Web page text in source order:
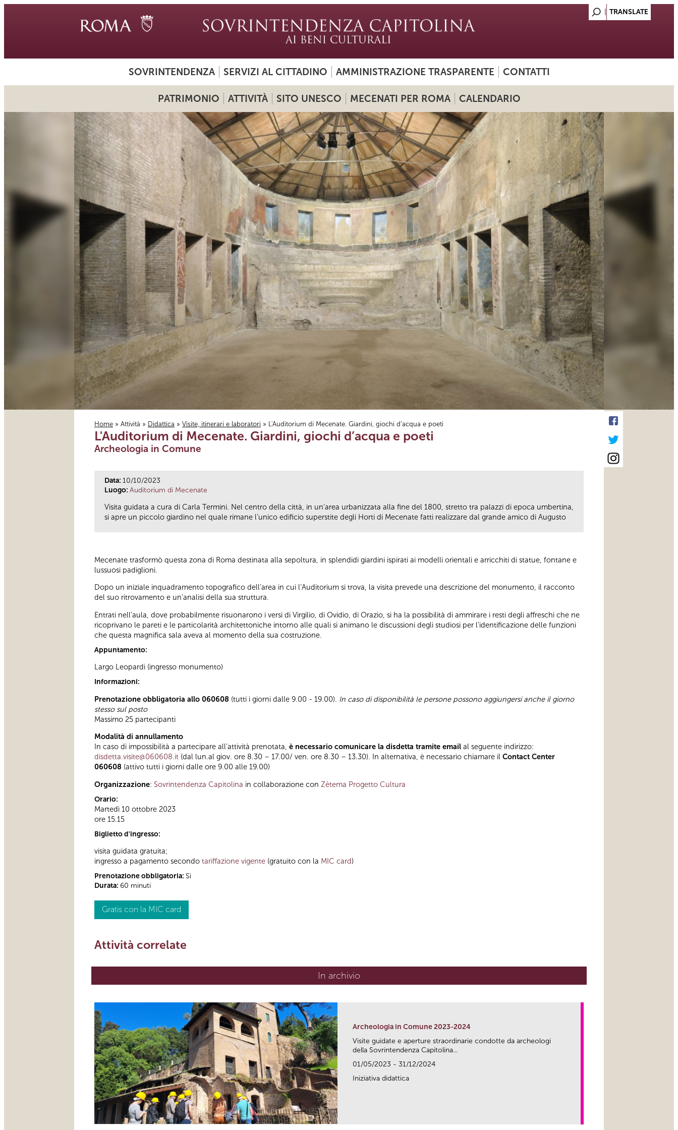
SOVRINTENDENZA SERVIZI AL CITTADINO AMMINISTRAZIONE TRASPARENTE CONTATTI
PATRIMONIO ATTIVITÀ SITO UNESCO MECENATI PER ROMA CALENDARIO
Tu sei qui
Home » Attività » Didattica » Visite, itinerari e laboratori » L'Auditorium di Mecenate. Giardini, giochi d’acqua e poeti
L'Auditorium di Mecenate. Giardini, giochi d’acqua e poeti
Archeologia in Comune
Data: 10/10/2023
Luogo: Auditorium di Mecenate
Visita guidata a cura di Carla Termini. Nel centro della città, in un’area urbanizzata alla fine del 1800, stretto tra palazzi di epoca umbertina,
si apre un piccolo giardino nel quale rimane l’unico edificio superstite degli Horti di Mecenate fatti realizzare dal grande amico di Augusto
Mecenate trasformò questa zona di Roma destinata alla sepoltura, in splendidi giardini ispirati ai modelli orientali e arricchiti di statue, fontane e
lussuosi padiglioni.
Dopo un iniziale inquadramento topografico dell’area in cui l’Auditorium si trova, la visita prevede una descrizione del monumento, il racconto
del suo ritrovamento e un’analisi della sua struttura.
Entrati nell’aula, dove probabilmente risuonarono i versi di Virgilio, di Ovidio, di Orazio, si ha la possibilità di ammirare i resti degli affreschi che ne
ricoprivano le pareti e le particolarità architettoniche intorno alle quali si animano le discussioni degli studiosi per l’identificazione delle funzioni
che questa magnifica sala aveva al momento della sua costruzione.
Appuntamento:
Largo Leopardi (ingresso monumento)
Informazioni:
Prenotazione obbligatoria allo 060608 (tutti i giorni dalle 9.00 - 19.00). In caso di disponibilità le persone possono aggiungersi anche il giorno
stesso sul posto
Massimo 25 partecipanti
Modalità di annullamento
In caso di impossibilità a partecipare all’attività prenotata, è necessario comunicare la disdetta tramite email al seguente indirizzo:
disdetta.visite@060608.it (dal lun.al giov. ore 8.30 – 17.00/ ven. ore 8.30 – 13.30). In alternativa, è necessario chiamare il Contact Center
060608 (attivo tutti i giorni dalle ore 9.00 alle 19.00)
Organizzazione: Sovrintendenza Capitolina in collaborazione con Zètema Progetto Cultura
Orario:
Martedì 10 ottobre 2023
ore 15.15
Biglietto d'ingresso:
visita guidata gratuita;
ingresso a pagamento secondo tariffazione vigente (gratuito con la MIC card)
Prenotazione obbligatoria: Sì
Durata: 60 minuti
Gratis con la MIC card
Attività correlate
In archivio
Archeologia in Comune 2023-2024
Visite guidate e aperture straordinarie condotte da archeologi
della Sovrintendenza Capitolina...
01/05/2023 - 31/12/2024
Iniziativa didattica